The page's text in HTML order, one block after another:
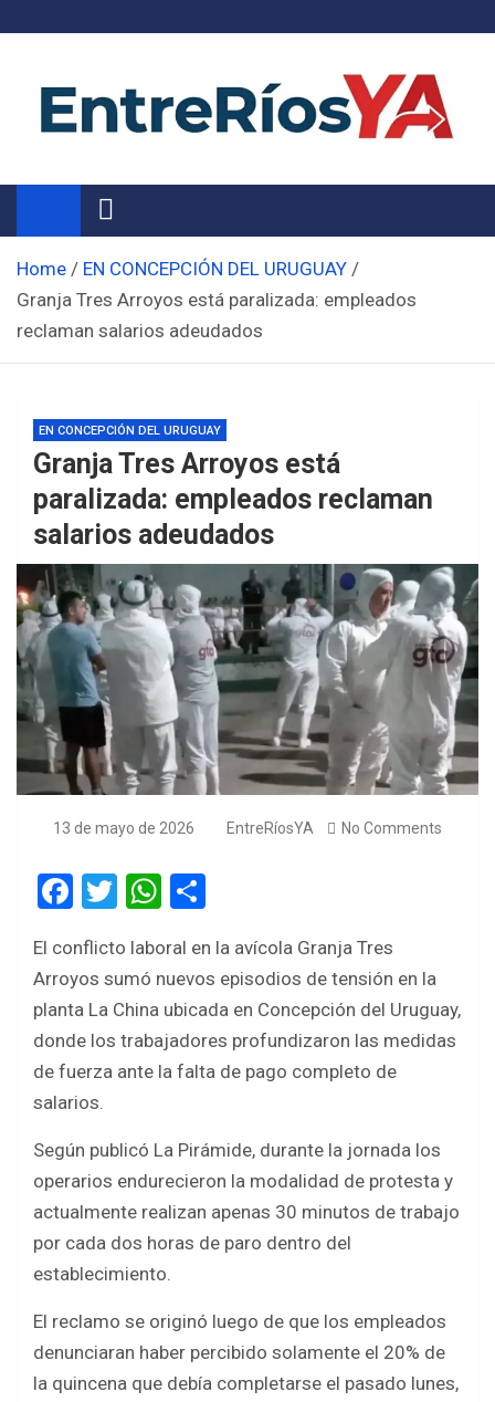
Noticias de Entre Ríos
Información de toda la provincia ahora
Home
EN CONCEPCIÓN DEL URUGUAY
Granja Tres Arroyos está paralizada: empleados
reclaman salarios adeudados
EN CONCEPCIÓN DEL URUGUAY
Granja Tres Arroyos está
paralizada: empleados reclaman
salarios adeudados
13 de mayo de 2026 EntreRíosYA No Comments
F
ce
b
o
o
k
T
tt
er
W
at
s
A
p
ar
e
El conflicto laboral en la avícola Granja Tres
Arroyos sumó nuevos episodios de tensión en la
planta La China ubicada en Concepción del Uruguay,
donde los trabajadores profundizaron las medidas
de fuerza ante la falta de pago completo de
salarios.
Según publicó La Pirámide, durante la jornada los
operarios endurecieron la modalidad de protesta y
actualmente realizan apenas 30 minutos de trabajo
por cada dos horas de paro dentro del
establecimiento.
El reclamo se originó luego de que los empleados
denunciaran haber percibido solamente el 20% de
la quincena que debía completarse el pasado lunes,